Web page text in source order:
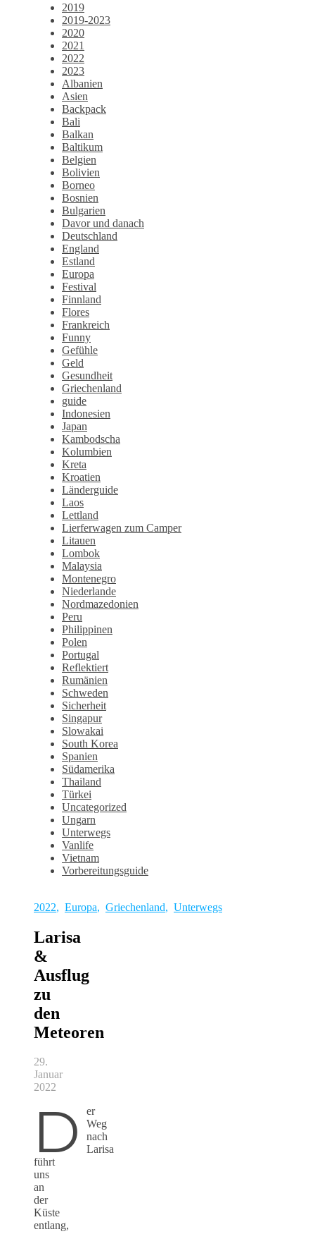
2019
2019-2023
2020
2021
2022
2023
Albanien
Asien
Backpack
Bali
Balkan
Baltikum
Belgien
Bolivien
Borneo
Bosnien
Bulgarien
Davor und danach
Deutschland
England
Estland
Europa
Festival
Finnland
Flores
Frankreich
Funny
Gefühle
Geld
Gesundheit
Griechenland
guide
Indonesien
Japan
Kambodscha
Kolumbien
Kreta
Kroatien
Länderguide
Laos
Lettland
Lierferwagen zum Camper
Litauen
Lombok
Malaysia
Montenegro
Niederlande
Nordmazedonien
Peru
Philippinen
Polen
Portugal
Reflektiert
Rumänien
Schweden
Sicherheit
Singapur
Slowakai
South Korea
Spanien
Südamerika
Thailand
Türkei
Uncategorized
Ungarn
Unterwegs
Vanlife
Vietnam
Vorbereitungsguide
2022, Europa, Griechenland, Unterwegs
Larisa
&
Ausflug
zu
den
Meteoren
29.
Januar
2022
D
er
Weg
nach
Larisa
führt
uns
an
der
Küste
entlang,